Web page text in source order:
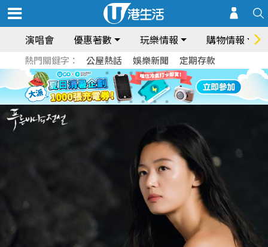
演唱會 優惠著數 玩樂情報 購物情報
熱門關鍵字： 公屋熱話 娛樂新聞 定期存款